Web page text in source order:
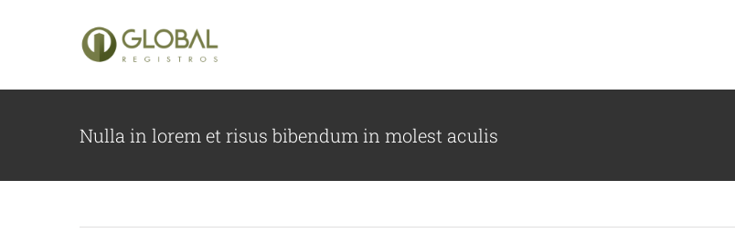
conteúdo
Nulla in lorem et risus bibendum in molest aculis